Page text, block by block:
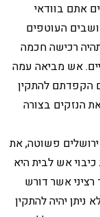
אתם בוודאי
העוטפים
רכישה חכמה
אש מביאה עמה
הקפדתם להתקין
הנזקים בצורה
פשוטה, את
אש לבית היא
אשר דורש
ניתן יהיה להתקין